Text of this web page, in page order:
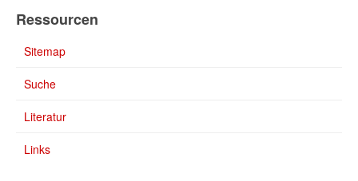
Ressourcen
Sitemap
Suche
Literatur
Links